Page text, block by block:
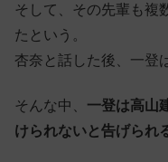
そして、その先輩も複
たという。
杏奈と話した後、一登
そんな中、 一登は高山
けられないと告げられ